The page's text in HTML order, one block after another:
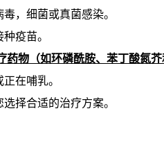
，细菌或真菌感染。
疫苗。
药物（如环磷酰胺、苯丁酸氮芥
在哺乳。
择合适的治疗方案。